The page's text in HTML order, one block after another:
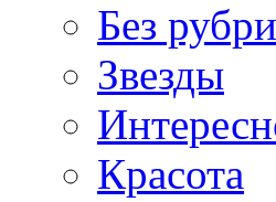
Без
Звезды
Красота